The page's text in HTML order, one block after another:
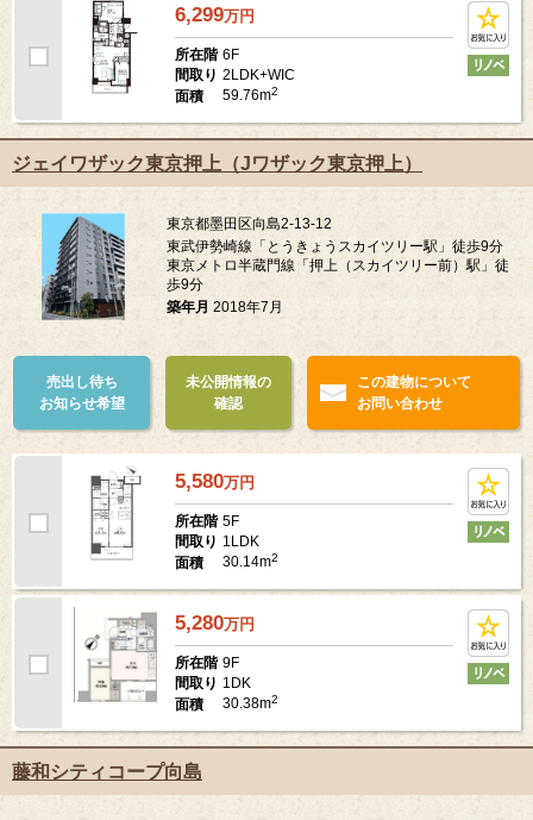
6,299万円
所在階 6F
間取り 2LDK+WIC
面積
59.76m2
ジェイワザック東京押上（Jワザック東京押上）
東京都墨田区向島2-13-12
東武伊勢崎線「とうきょうスカイツリー駅」徒歩9分
東京メトロ半蔵門線「押上（スカイツリー前）駅」徒
歩9分
築年月 2018年7月
売出し待ち
お知らせ希望
未公開情報の
確認
この建物について
お問い合わせ
5,580万円
所在階 5F
間取り 1LDK
面積
30.14m2
5,280万円
所在階 9F
間取り 1DK
面積
30.38m2
藤和シティコープ向島